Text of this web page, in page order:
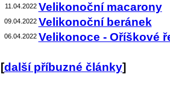
11.04.2022 Velikonoční macarony
09.04.2022 Velikonoční beránek
06.04.2022 Velikonoce - Oříškové
[další příbuzné články]